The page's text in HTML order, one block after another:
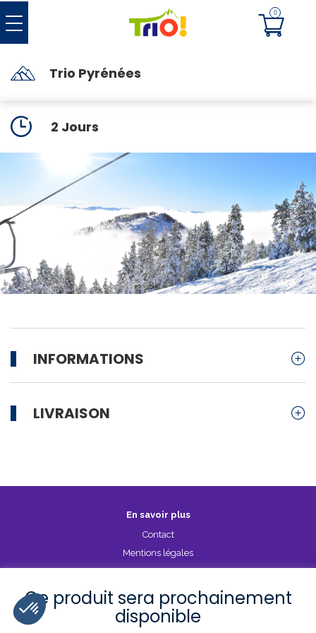
Trio Pyrénées
2 Jours
INFORMATIONS
LIVRAISON
Ce produit sera prochainement
disponible
En savoir plus
Contact
Mentions légales
CGV
Politique de confidentialité
Les stations